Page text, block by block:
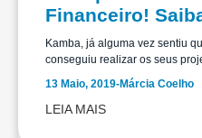
Financeiro!
Kamba, já alguma vez sentiu
conseguiu realizar os seus
13 Maio, 2019-Márcia Coelho
LEIA MAIS